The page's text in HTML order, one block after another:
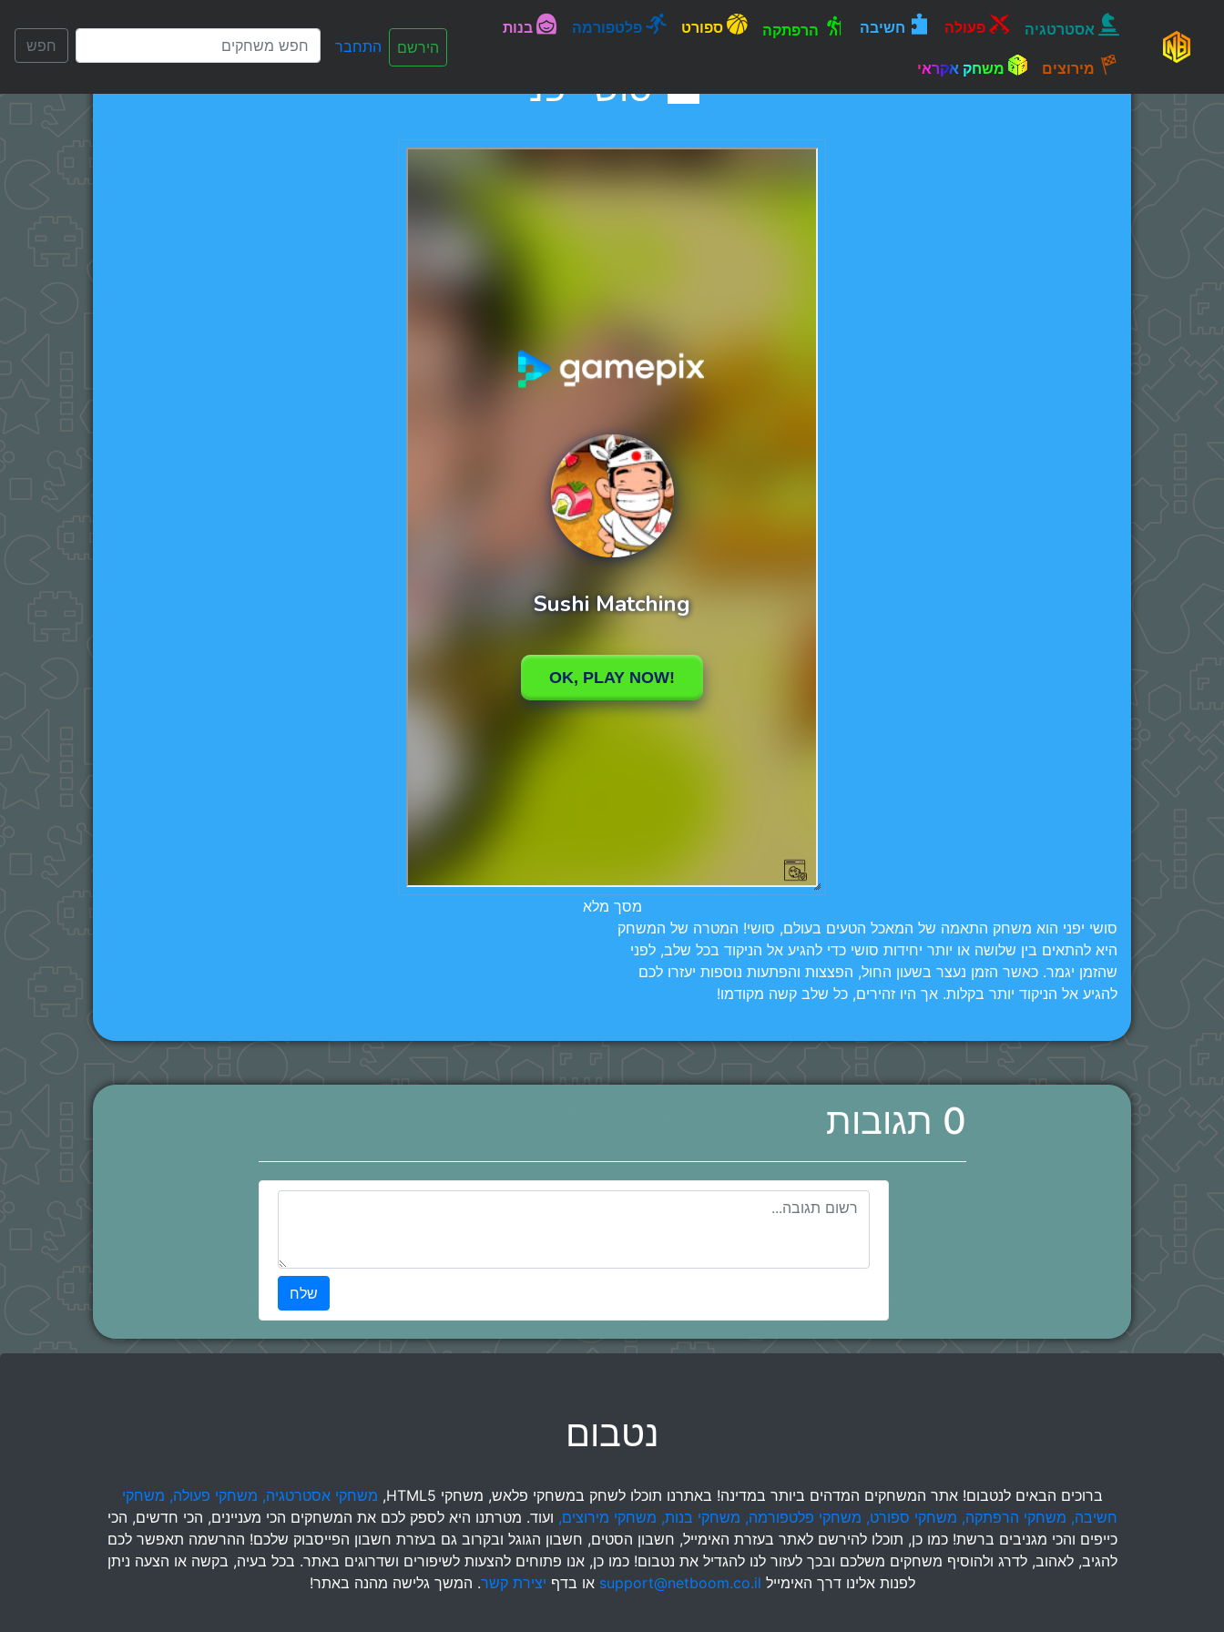
English
אסטרטגיה פעולה חשיבה הרפתקה ספורט פלטפורמה בנות
מירוצים משחק אקראי
הירשם התחבר חפש
סושי יפני
מסך מלא
להגיע אל הניקוד יותר בקלות. אך היו זהירים, כל שלב קשה מקודמו!
0 תגובות
שלח
נטבום
ברוכים הבאים לנטבום! אתר המשחקים המדהים ביותר במדינה! באתרנו תוכלו לשחק במשחקי פלאש, משחקי HTML5, משחקי אסטרטגיה, משחקי פעולה, משחקי
חשיבה, משחקי הרפתקה, משחקי ספורט, משחקי פלטפורמה, משחקי בנות, משחקי מירוצים, ועוד. מטרתנו היא לספק לכם את המשחקים הכי מעניינים, הכי חדשים, הכי
כייפים והכי מגניבים ברשת! כמו כן, תוכלו להירשם לאתר בעזרת האימייל, חשבון הסטים, חשבון הגוגל ובקרוב גם בעזרת חשבון הפייסבוק שלכם! ההרשמה תאפשר לכם
להגיב, לאהוב, לדרג ולהוסיף משחקים משלכם ובכך לעזור לנו להגדיל את נטבום! כמו כן, אנו פתוחים להצעות לשיפורים ושדרוגים באתר. בכל בעיה, בקשה או הצעה ניתן
לפנות אלינו דרך האימייל support@netboom.co.il או בדף יצירת קשר. המשך גלישה מהנה באתר!